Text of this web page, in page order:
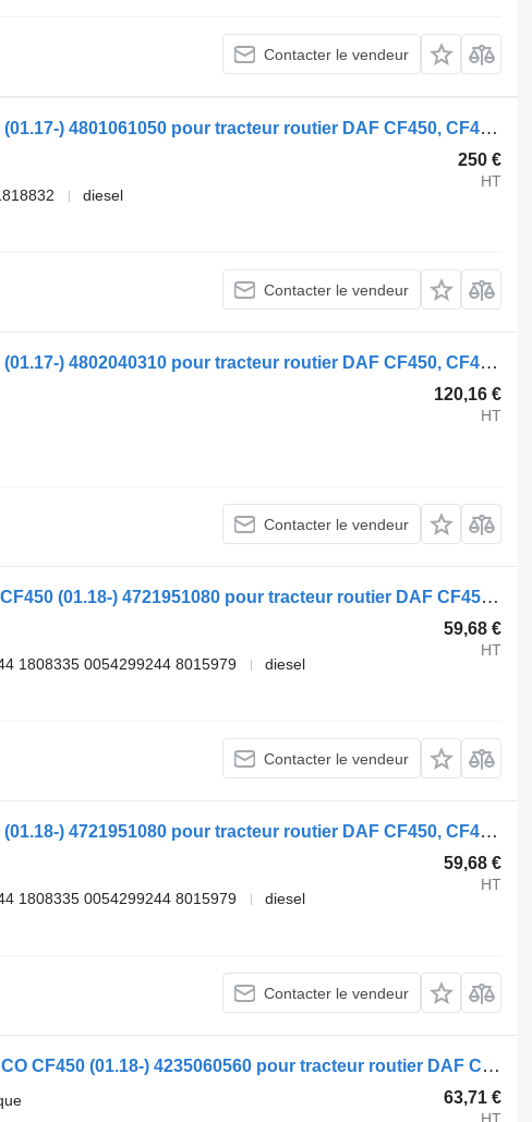
Contacter le vendeur
Modulateur EBS WABCO CF460 (01.17-) 4801061050 pour tracteur routier DAF CF450, CF460 (2017-)
250 €
HT
diesel
Contacter le vendeur
Modulateur EBS WABCO CF460 (01.17-) 4802040310 pour tracteur routier DAF CF450, CF460 (2017-)
120,16 €
HT
Contacter le vendeur
Soupape pneumatique WABCO CF450 (01.18-) 4721951080 pour tracteur routier DAF CF450, CF460 (2017-)
59,68 €
HT
1808335 0054299244 8015979
diesel
Contacter le vendeur
Modulateur EBS WABCO CF450 (01.18-) 4721951080 pour tracteur routier DAF CF450, CF460 (2017-)
59,68 €
HT
1808335 0054299244 8015979
diesel
Contacter le vendeur
Accumulateur énergétique WABCO CF450 (01.18-) 4235060560 pour tracteur routier DAF CF450, CF460 (2017-)
63,71 €
HT